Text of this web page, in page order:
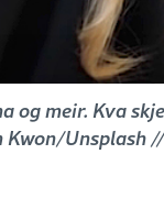
meir. Kva